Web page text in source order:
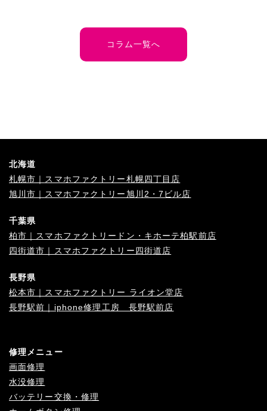
コラム一覧へ
北海道
札幌市｜スマホファクトリー札幌四丁目店
旭川市｜スマホファクトリー旭川2・7ビル店
千葉県
柏市｜スマホファクトリードン・キホーテ柏駅前店
四街道市｜スマホファクトリー四街道店
長野県
松本市｜スマホファクトリー ライオン堂店
長野駅前｜iphone修理工房 長野駅前店
修理メニュー
画面修理
水没修理
バッテリー交換・修理